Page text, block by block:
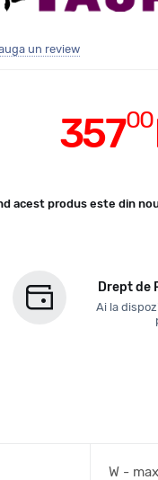
un review
35700
acest produs este din
Drept de
Ai la
W -